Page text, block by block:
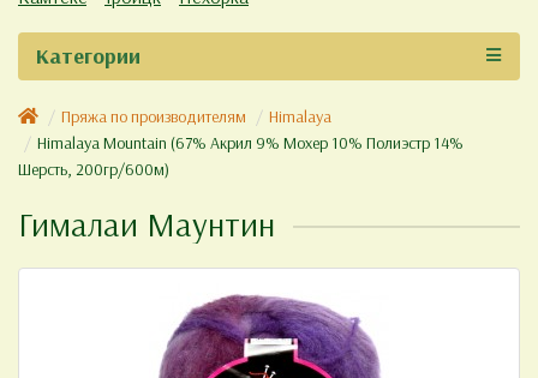
Категории
Пряжа по производителям
Himalaya
Himalaya Mountain (67% Акрил 9% Мохер 10% Полиэстр 14%
Шерсть, 200гр/600м)
Гималаи Маунтин